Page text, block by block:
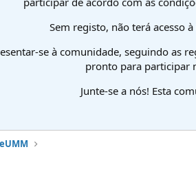
Sem registo, não terá acesso
se à comunidade, seguindo as
pronto para participar
Junte-se a nós! Esta